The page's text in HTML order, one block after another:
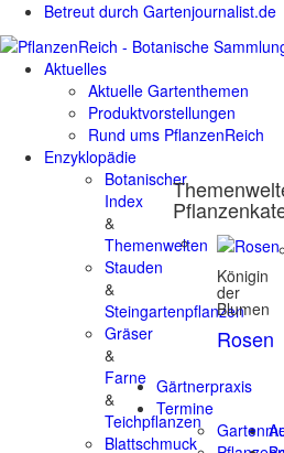
Betreut durch Gartenjournalist.de
Aktuelles
Aktuelle Gartenthemen
Produktvorstellungen
Rund ums PflanzenReich
Enzyklopädie
Botanischer
Index
&
Themenwelten
Stauden
&
Steingartenpflanzen
Gräser
&
Farne
&
Teichpflanzen
Blattschmuck
Königin
der
Blumen
Rosen
Gärtnerpraxis
Termine